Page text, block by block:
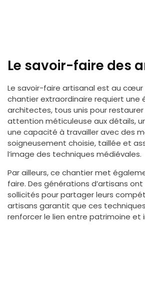
Le savoir-faire des
Le savoir-faire artisanal est au cœur
chantier extraordinaire requiert une
architectes, tous unis pour
attention méticuleuse aux détails,
une capacité à travailler avec des
soigneusement choisie, taillée et
l’image des techniques médiévales.
Par ailleurs, ce chantier met
faire. Des générations d’artisans
sollicités pour partager leurs
artisans garantit que ces
renforcer le lien entre patrimoine et